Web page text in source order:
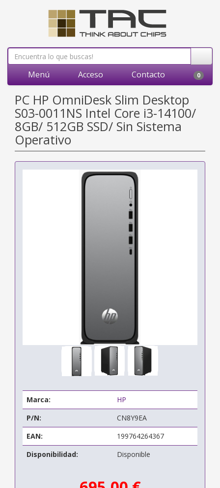
Menú Acceso Contacto 0
PC HP OmniDesk Slim Desktop
S03-0011NS Intel Core i3-14100/
8GB/ 512GB SSD/ Sin Sistema
Operativo
Marca:
HP
P/N:
CN8Y9EA
EAN:
199764264367
Disponibilidad:
Disponible